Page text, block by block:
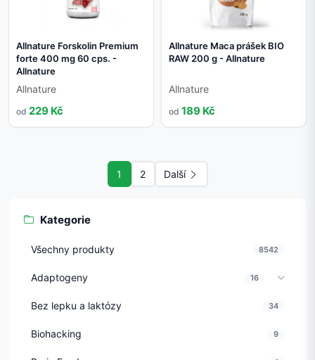
Allnature Forskolin Premium
forte 400 mg 60 cps. -
Allnature
Allnature
od 229 Kč
Allnature Maca prášek BIO
RAW 200 g - Allnature
Allnature
od 189 Kč
1 2 Další
Kategorie
Všechny produkty 8542
Adaptogeny 16
Bez lepku a laktózy 34
Biohacking 9